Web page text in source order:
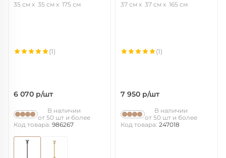
35 см 35 см 175 см
6 070 р/шт
(1)
В наличии
от 50 шт и более
Код товара: 986267
37 см 37 см 165 см
7 950 р/шт
(1)
В наличии
от 50 шт и более
Код товара: 247018